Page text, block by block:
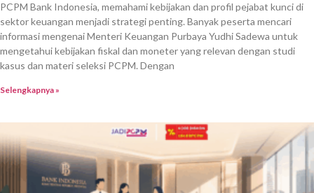
PCPM Bank Indonesia, memahami kebijakan dan profil pejabat kunci di
sektor keuangan menjadi strategi penting. Banyak peserta mencari
informasi mengenai Menteri Keuangan Purbaya Yudhi Sadewa untuk
mengetahui kebijakan fiskal dan moneter yang relevan dengan studi
kasus dan materi seleksi PCPM. Dengan
Selengkapnya »